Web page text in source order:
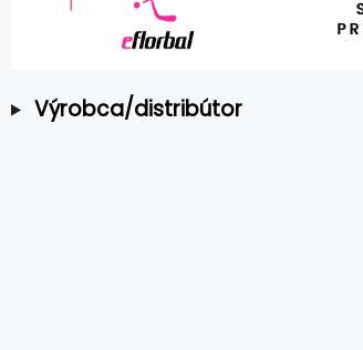
Výrobca/distribútor